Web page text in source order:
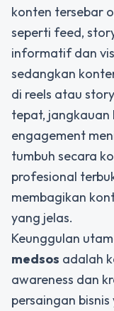
konten tersebar
seperti feed,
informatif dan
sedangkan
di reels atau
tepat, jangkauan
engagement
tumbuh secara
profesional
membagikan
yang jelas.
Keunggulan
medsos adalah
awareness dan
persaingan